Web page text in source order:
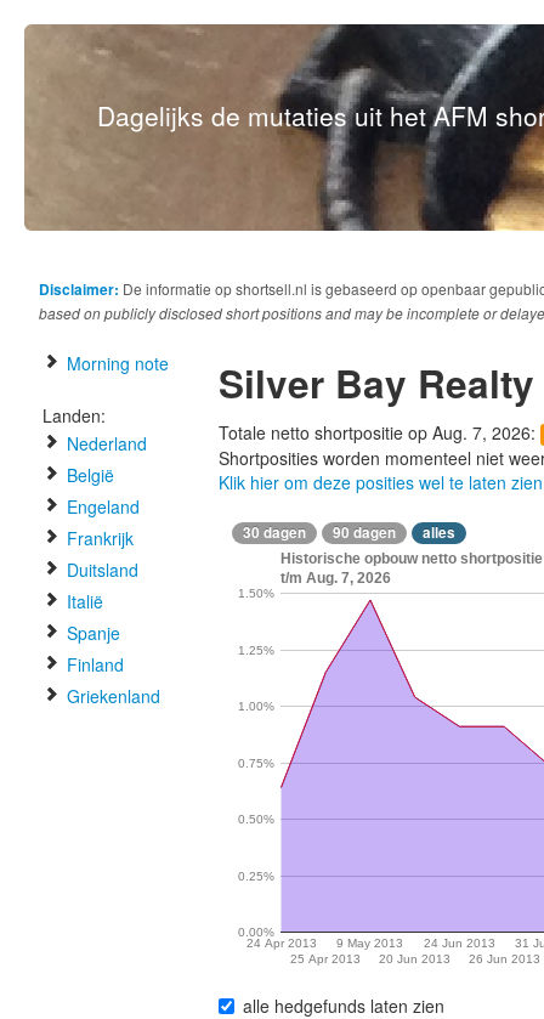
Dagelijks de mutaties uit het AFM
Disclaimer: De informatie op shortsell.nl is gebaseerd op openbaar
based on publicly disclosed short positions and may be incomplete or
Morning note
Landen:
Nederland
België
Engeland
Frankrijk
Duitsland
Italië
Spanje
Finland
Griekenland
Silver Bay
Totale netto shortpositie op Aug. 7, 2026:
Shortposities worden momenteel niet
Klik hier om deze posities wel te laten zien
30 dagen 90 dagen alles
Historische opbouw netto
t/m Aug. 7, 2026
24 Apr 2013
25 Apr 2013
9 May 2013
20 Jun 2013
24 Jun 2013
26 Jun 2013
31
0.00%
0.25%
0.50%
0.75%
1.00%
1.25%
1.50%
alle hedgefunds laten zien